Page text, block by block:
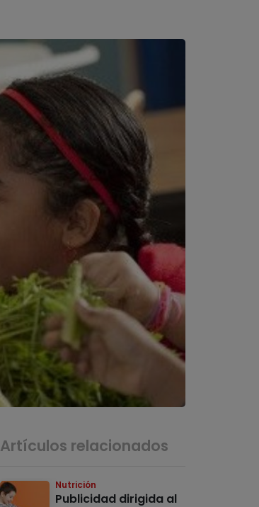
Artículos relacionados
Nutrición
Publicidad dirigida al